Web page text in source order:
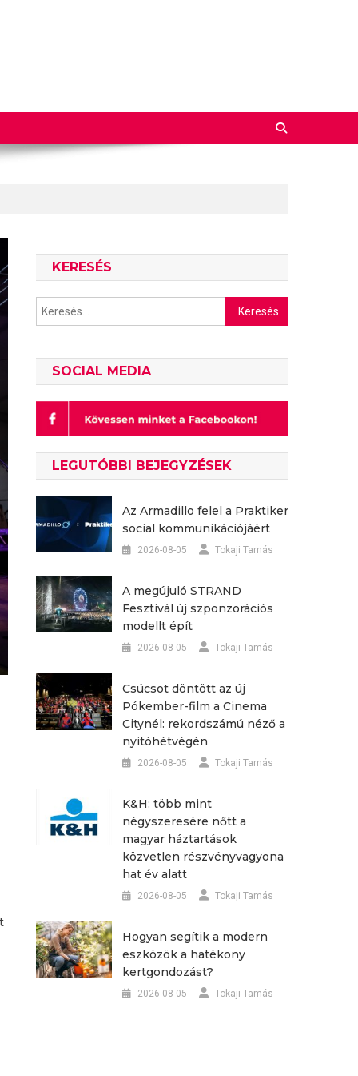
KERESÉS
Keresés:
SOCIAL MEDIA
LEGUTÓBBI BEJEGYZÉSEK
Az Armadillo felel a Praktiker
social kommunikációjáért
2026-08-05 Tokaji Tamás
A megújuló STRAND
Fesztivál új szponzorációs
modellt épít
2026-08-05 Tokaji Tamás
Csúcsot döntött az új
Pókember-film a Cinema
Citynél: rekordszámú néző a
nyitóhétvégén
2026-08-05 Tokaji Tamás
K&H: több mint
négyszeresére nőtt a
magyar háztartások
közvetlen részvényvagyona
hat év alatt
2026-08-05 Tokaji Tamás
Hogyan segítik a modern
eszközök a hatékony
kertgondozást?
2026-08-05 Tokaji Tamás